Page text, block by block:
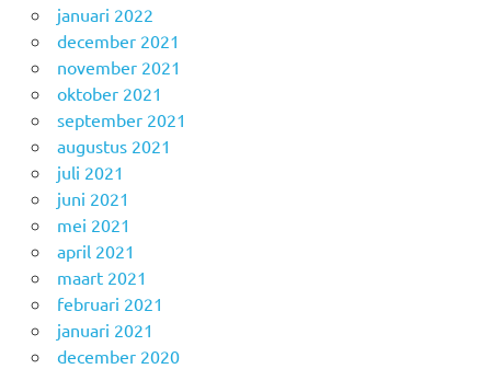
januari 2022
december 2021
november 2021
oktober 2021
september 2021
augustus 2021
juli 2021
juni 2021
mei 2021
april 2021
maart 2021
februari 2021
januari 2021
december 2020